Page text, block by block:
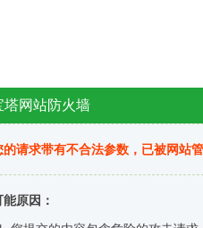
塔网站防火墙
的请求带有不合法参数，已被网站
能原因：